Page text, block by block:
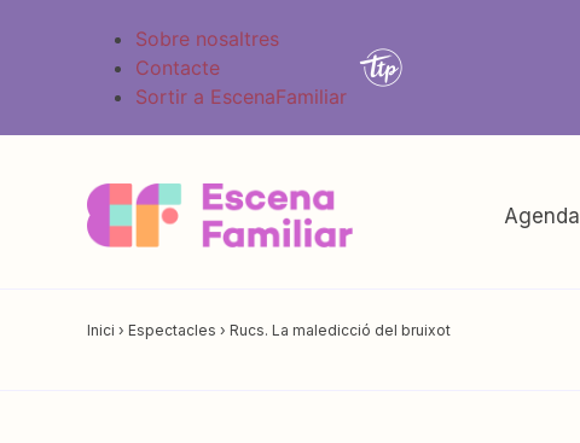
Sobre nosaltres
Contacte
Sortir a EscenaFamiliar
Agenda
Inici › Espectacles › Rucs. La maledicció del bruixot